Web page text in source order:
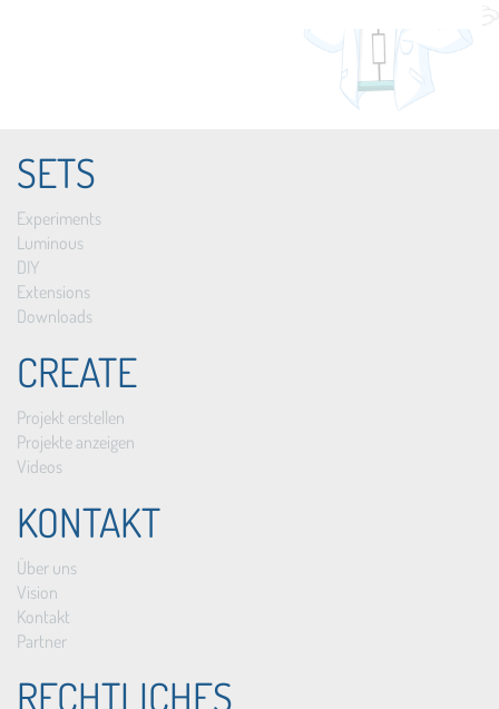
SETS
Experiments
Luminous
DIY
Extensions
Downloads
CREATE
Projekt erstellen
Projekte anzeigen
Videos
KONTAKT
Über uns
Vision
Kontakt
Partner
RECHTLICHES